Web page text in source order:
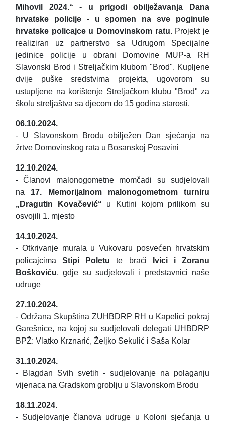
Mihovil 2024.“ - u prigodi obilježavanja Dana
hrvatske policije - u spomen na sve poginule
hrvatske policajce u Domovinskom ratu. Projekt je
realiziran uz partnerstvo sa Udrugom Specijalne
jedinice policije u obrani Domovine MUP-a RH
Slavonski Brod i Streljačkim klubom "Brod". Kupljene
dvije puške sredstvima projekta, ugovorom su
ustupljene na korištenje Streljačkom klubu "Brod" za
školu streljaštva sa djecom do 15 godina starosti.
06.10.2024.
- U Slavonskom Brodu obilježen Dan sjećanja na
žrtve Domovinskog rata u Bosanskoj Posavini
12.10.2024.
- Članovi malonogometne momčadi su sudjelovali
na 17. Memorijalnom malonogometnom turniru
„Dragutin Kovačević“ u Kutini kojom prilikom su
osvojili 1. mjesto
14.10.2024.
- Otkrivanje murala u Vukovaru posvećen hrvatskim
policajcimaStipi Poletu te braći
Ivici i Zoranu
Boškoviću, gdje su sudjelovali i predstavnici naše
udruge
27.10.2024.
- Održana Skupština ZUHBDRP RH u Kapelici pokraj
Garešnice, na kojoj su sudjelovali delegati UHBDRP
BPŽ: Vlatko Krznarić, Željko Sekulić i Saša Kolar
31.10.2024.
- Blagdan Svih svetih - sudjelovanje na polaganju
vijenaca na Gradskom groblju u Slavonskom Brodu
18.11.2024.
- Sudjelovanje članova udruge u Koloni sjećanja u